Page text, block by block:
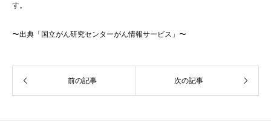
す。
〜出典「国立がん研究センターがん情報サービス」〜
前の記事 次の記事